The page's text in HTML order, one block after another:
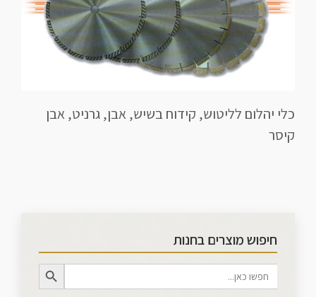
כלי יהלום לליטוש, קידוח בשיש, אבן, גרניט, אבן
קיסר
חיפוש מוצרים בחנות
Search
for:
Search Button